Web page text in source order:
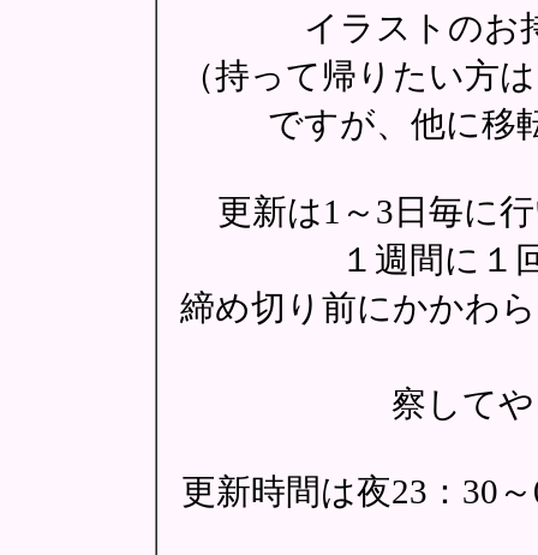
イラストのお
（持って帰りたい方
ですが、他に移
更新は1～3日毎に
１週間に１
締め切り前にかかわ
察して
更新時間は夜23：30